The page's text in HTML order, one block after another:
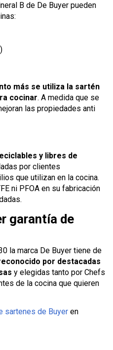
B de De Buyer pueden
más se utiliza la sartén
cocinar. A medida que se
las propiedades anti
y libres de
por clientes
que utilizan en la cocina.
ni PFOA en su fabricación
garantía de
la marca De Buyer tiene de
por destacadas
y elegidas tanto por Chefs
de la cocina que quieren
sartenes de Buyer en